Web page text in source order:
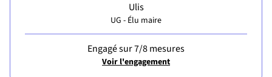
Ulis
UG - Élu maire
Engagé sur 7/8 mesures
Voir l'engagement